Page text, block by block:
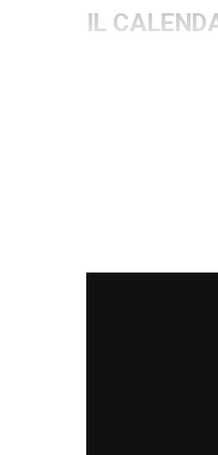
IL
Sei
seguente